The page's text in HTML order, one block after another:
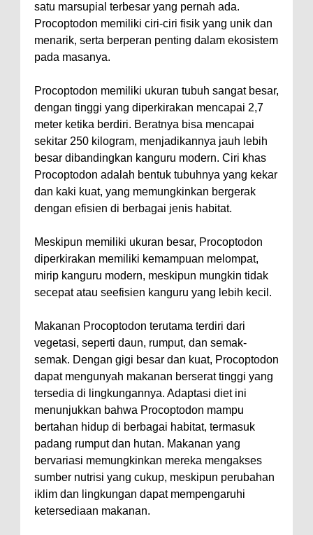
satu marsupial terbesar yang pernah ada.
Procoptodon memiliki ciri-ciri fisik yang unik dan
menarik, serta berperan penting dalam ekosistem
pada masanya.
Procoptodon memiliki ukuran tubuh sangat besar,
dengan tinggi yang diperkirakan mencapai 2,7
meter ketika berdiri. Beratnya bisa mencapai
sekitar 250 kilogram, menjadikannya jauh lebih
besar dibandingkan kanguru modern. Ciri khas
Procoptodon adalah bentuk tubuhnya yang kekar
dan kaki kuat, yang memungkinkan bergerak
dengan efisien di berbagai jenis habitat.
Meskipun memiliki ukuran besar, Procoptodon
diperkirakan memiliki kemampuan melompat,
mirip kanguru modern, meskipun mungkin tidak
secepat atau seefisien kanguru yang lebih kecil.
Makanan Procoptodon terutama terdiri dari
vegetasi, seperti daun, rumput, dan semak-
semak. Dengan gigi besar dan kuat, Procoptodon
dapat mengunyah makanan berserat tinggi yang
tersedia di lingkungannya. Adaptasi diet ini
menunjukkan bahwa Procoptodon mampu
bertahan hidup di berbagai habitat, termasuk
padang rumput dan hutan. Makanan yang
bervariasi memungkinkan mereka mengakses
sumber nutrisi yang cukup, meskipun perubahan
iklim dan lingkungan dapat mempengaruhi
ketersediaan makanan.